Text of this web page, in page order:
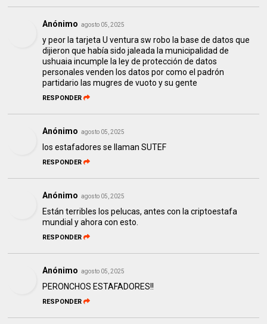
Anónimo agosto 05, 2025
y peor la tarjeta U ventura sw robo la base de datos que
dijieron que había sido jaleada la municipalidad de
ushuaia incumple la ley de protección de datos
personales venden los datos por como el padrón
partidario las mugres de vuoto y su gente
RESPONDER
Anónimo agosto 05, 2025
los estafadores se llaman SUTEF
RESPONDER
Anónimo agosto 05, 2025
Están terribles los pelucas, antes con la criptoestafa
mundial y ahora con esto.
RESPONDER
Anónimo agosto 05, 2025
PERONCHOS ESTAFADORES!!
RESPONDER